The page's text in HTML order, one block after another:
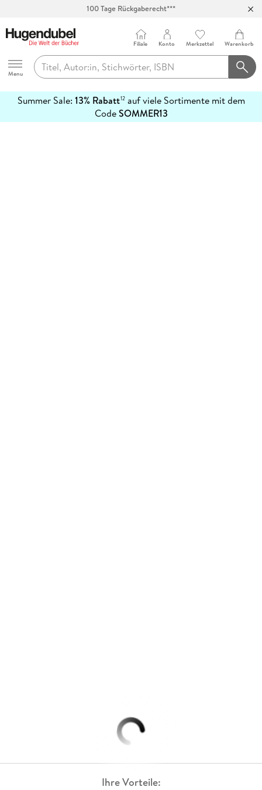
100 Tage Rückgaberecht***
Hugendubel
Menu
Filiale Konto Merkzettel Warenkorb
Summer Sale: 13% Rabatt12auf viele Sortimente mit dem
CodeSOMMER13
erfahren
Ihre Vorteile: